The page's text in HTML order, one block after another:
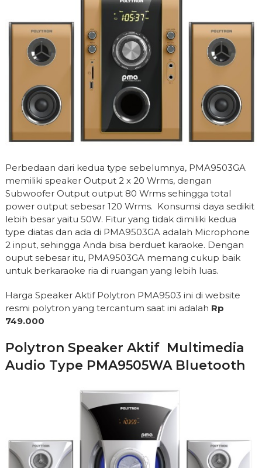
Perbedaan dari kedua type sebelumnya, PMA9503GA
memiliki speaker Output 2 x 20 Wrms, dengan
Subwoofer Output output 80 Wrms sehingga total
power output sebesar 120 Wrms. Konsumsi daya sedikit
lebih besar yaitu 50W. Fitur yang tidak dimiliki kedua
type diatas dan ada di PMA9503GA adalah Microphone
2 input, sehingga Anda bisa berduet karaoke. Dengan
ouput sebesar itu, PMA9503GA memang cukup baik
untuk berkaraoke ria di ruangan yang lebih luas.
Harga Speaker Aktif Polytron PMA9503 ini di website
resmi polytron yang tercantum saat ini adalah Rp
749.000
Polytron Speaker Aktif Multimedia
Audio Type PMA9505WA Bluetooth